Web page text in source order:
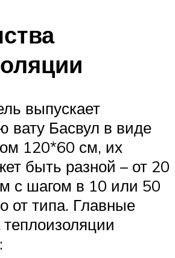
выпускает
вату Басвул в виде
120*60 см, их
быть разной – от 20
с шагом в 10 или 50
от типа. Главные